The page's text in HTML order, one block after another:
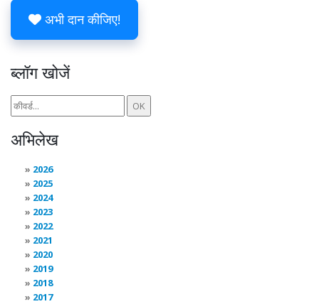
अभी दान कीजिए!
ब्लॉग खोजें
अभिलेख
2026
2025
2024
2023
2022
2021
2020
2019
2018
2017